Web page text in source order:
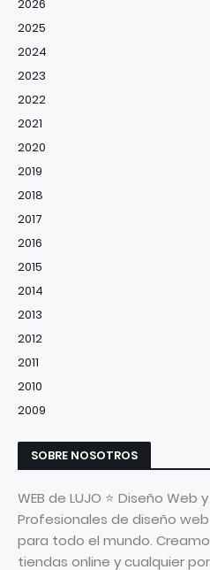
2026
2025
2024
2023
2022
2021
2020
2019
2018
2017
2016
2015
2014
2013
2012
2011
2010
2009
SOBRE NOSOTROS
WEB de LUJO ⭐ Diseño Web
Profesionales de diseño
para todo el mundo.
tiendas online y cualquier